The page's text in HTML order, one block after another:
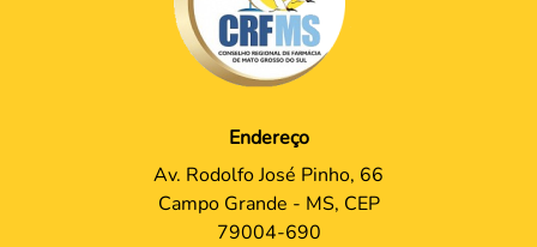
Endereço
Av. Rodolfo José Pinho, 66
Campo Grande - MS, CEP
79004-690